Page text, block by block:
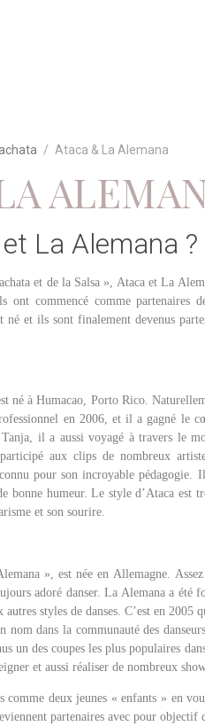
Ataca & La Alemana
La Alemana ?
et de la Salsa », Ataca et La
commencé comme partenaires
né et ils sont finalement devenus
né à Humacao, Porto Rico.
en 2006, et il a gagné le
il a aussi voyagé à travers le
aux clips de nombreux
pour son incroyable pédagogie.
bonne humeur. Le style d’Ataca est
et son sourire.
», est née en Allemagne.
adoré danser. La Alemana a été
styles de danses. C’est en 2005
dans la communauté des
un des coupes les plus populaires
et aussi réaliser de nombreux
comme deux jeunes « enfants » en
partenaires avec pour